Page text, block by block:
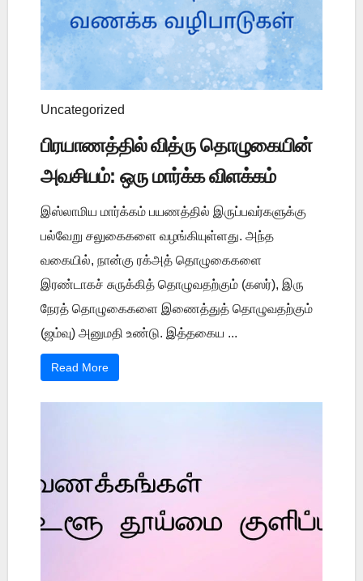
Uncategorized
பிரயாணத்தில் வித்ரு தொழுகையின்
அவசியம்: ஒரு மார்க்க விளக்கம்
இஸ்லாமிய மார்க்கம் பயணத்தில் இருப்பவர்களுக்கு
பல்வேறு சலுகைகளை வழங்கியுள்ளது. அந்த
வகையில், நான்கு ரக்அத் தொழுகைகளை
இரண்டாகச் சுருக்கித் தொழுவதற்கும் (கஸர்), இரு
நேரத் தொழுகைகளை இணைத்துத் தொழுவதற்கும்
(ஜம்வு) அனுமதி உண்டு. இத்தகைய ...
Read More